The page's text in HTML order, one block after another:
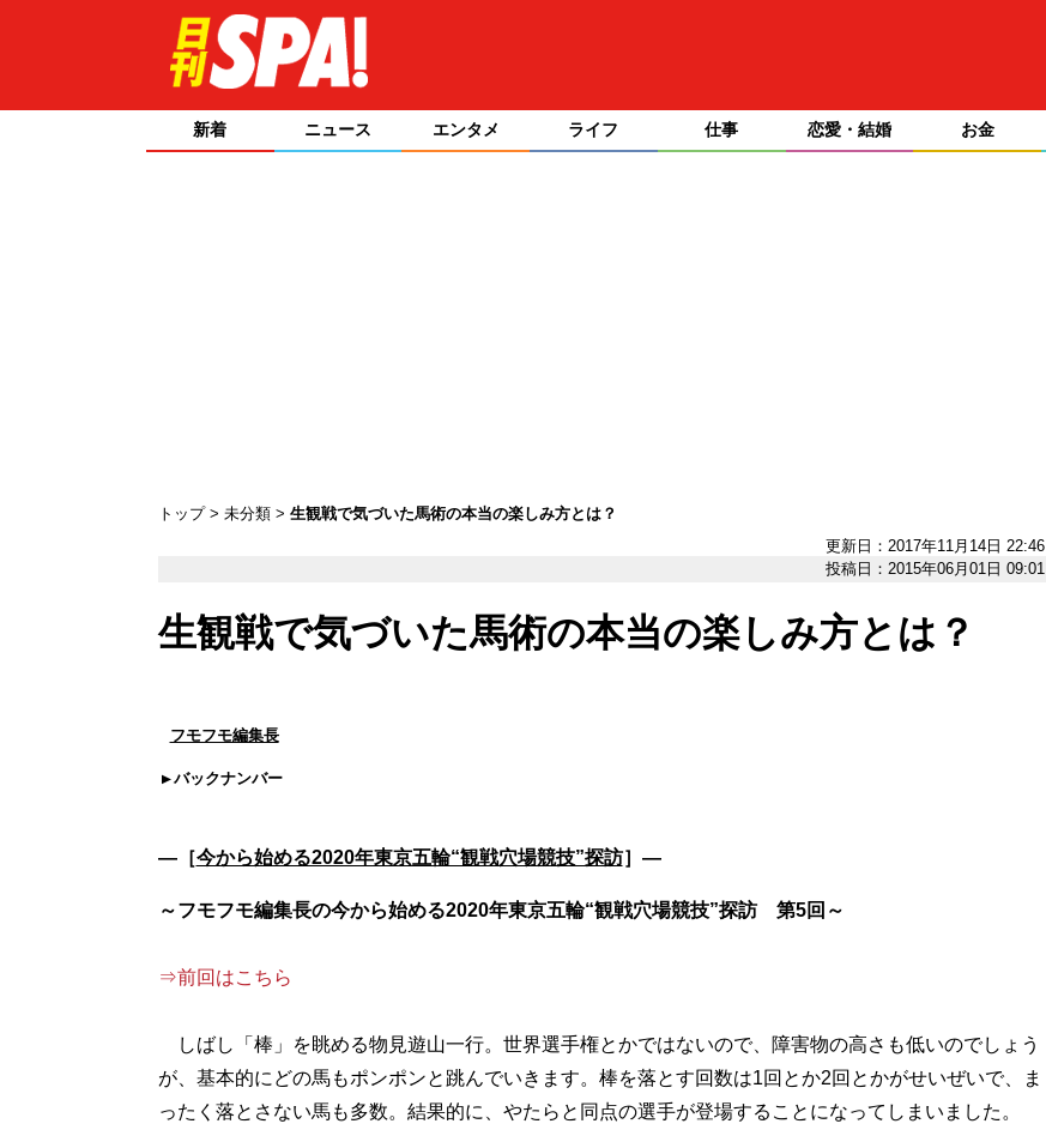
新着 ニュース エンタメ ライフ 仕事 恋愛・結婚 お金
トップ 未分類
生観戦で気づいた馬術の本当の楽しみ方とは？
更新日：2017年11月14日 22:46
投稿日：2015年06月01日 09:01
生観戦で気づいた馬術の本当の楽しみ方とは？
フモフモ編集長
バックナンバー
―［今から始める2020年東京五輪“観戦穴場競技”探訪］―
～フモフモ編集長の今から始める2020年東京五輪“観戦穴場競技”探訪 第5回～
⇒前回はこちら
しばし「棒」を眺める物見遊山一行。世界選手権とかではないので、障害物の高さも低いのでしょう
が、基本的にどの馬もポンポンと跳んでいきます。棒を落とす回数は1回とか2回とかがせいぜいで、ま
ったく落とさない馬も多数。結果的に、やたらと同点の選手が登場することになってしまいました。